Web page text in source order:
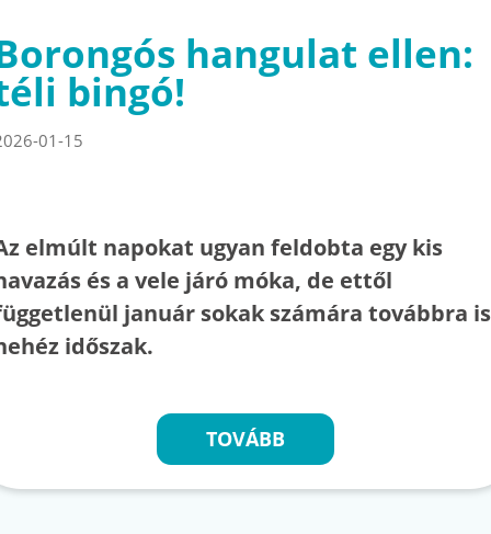
hangulat ellen:
bingó!
01-15
elmúlt napokat ugyan feldobta egy kis
és a vele járó móka, de ettől
január sokak számára továbbra is
időszak.
TOVÁBB